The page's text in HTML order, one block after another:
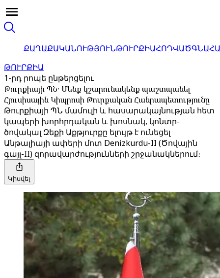
ՔԱՂԱՔԱԿԱՆՈՒԹՅՈՒՆԹՈՒՐՔԻԱՀՈԴՎԱԾ
ԹՈՒՐՔԻԱ
1-րդ րոպե ընթերցելու
Թուրքիայի ՊՆ․ Մենք կշարունակենք պաշտպանել
Հյուսիսային Կիպրոսի Թուրքական Հանրապետությունը
Թուրքիայի ՊՆ մամուլի և հասարակայնության հետ
կապերի խորհրդական և խոսնակ, կոնտր-
ծովակալ Զեքի Աքթյուրքը ելույթ է ունեցել
Անթալիայի ափերի մոտ Denizkurdu-II (Ծովային
գայլ-II) զորավարժությունների շրջանակներում։
Կիսվել